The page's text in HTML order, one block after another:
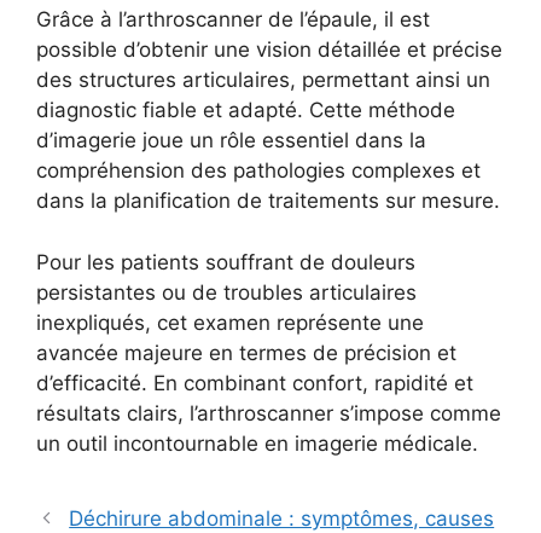
Grâce à l’arthroscanner de l’épaule, il est
possible d’obtenir une vision détaillée et précise
des structures articulaires, permettant ainsi un
diagnostic fiable et adapté. Cette méthode
d’imagerie joue un rôle essentiel dans la
compréhension des pathologies complexes et
dans la planification de traitements sur mesure.
Pour les patients souffrant de douleurs
persistantes ou de troubles articulaires
inexpliqués, cet examen représente une
avancée majeure en termes de précision et
d’efficacité. En combinant confort, rapidité et
résultats clairs, l’arthroscanner s’impose comme
un outil incontournable en imagerie médicale.
Déchirure abdominale : symptômes, causes